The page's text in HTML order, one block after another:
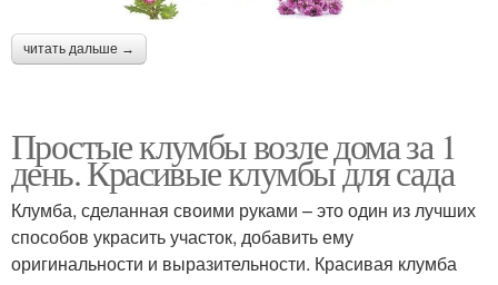
читать дальше →
Простые клумбы возле дома за 1
день. Красивые клумбы для сада
Клумба, сделанная своими руками – это один из лучших
способов украсить участок, добавить ему
оригинальности и выразительности. Красивая клумба